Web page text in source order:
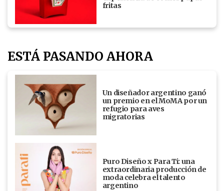
fritas
ESTÁ PASANDO AHORA
Un diseñador argentino ganó
un premio en el MoMA por un
refugio para aves
migratorias
Puro Diseño x Para Ti: una
extraordinaria producción de
moda celebra el talento
argentino